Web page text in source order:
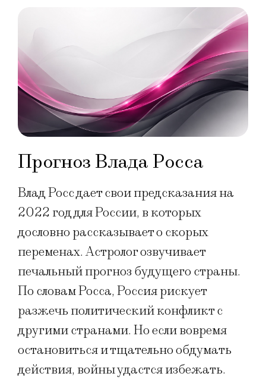
Прогноз Влада Росса
Влад Росс дает свои предсказания на
2022 год для России, в которых
дословно рассказывает о скорых
переменах. Астролог озвучивает
печальный прогноз будущего страны.
По словам Росса, Россия рискует
разжечь политический конфликт с
другими странами. Но если вовремя
остановиться и тщательно обдумать
действия, войны удастся избежать.